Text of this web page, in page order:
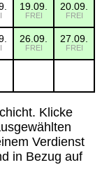
19.09.
FREI
20.09.
FREI
26.09.
FREI
27.09.
FREI
Klicke
Verdienst
in Bezug auf